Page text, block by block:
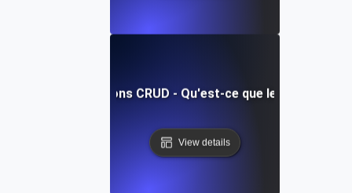
Opérations CRUD - Qu'est-ce que le CRUD ?
View details